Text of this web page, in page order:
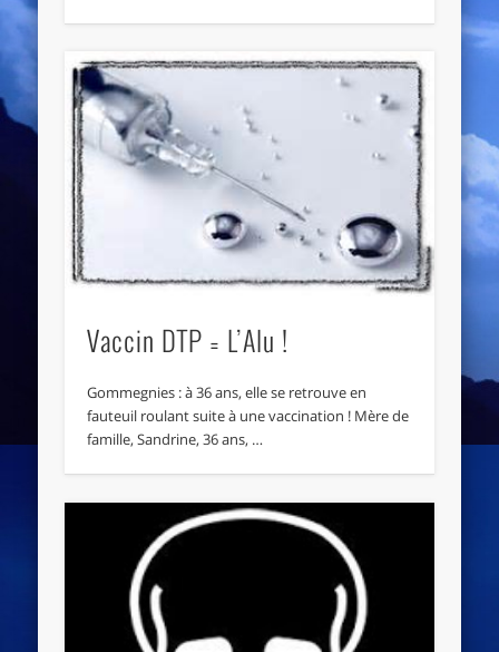
Vaccin DTP = L’Alu !
Gommegnies : à 36 ans, elle se retrouve en
fauteuil roulant suite à une vaccination ! Mère de
famille, Sandrine, 36 ans, …